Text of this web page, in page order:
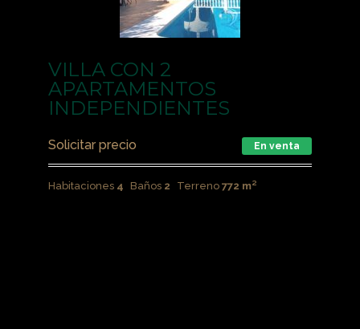
VILLA CON 2
APARTAMENTOS
INDEPENDIENTES
Solicitar precio En venta
Habitaciones 4 Baños 2 Terreno 772 m²